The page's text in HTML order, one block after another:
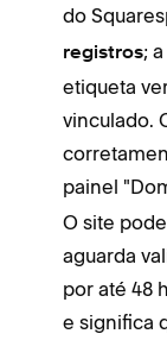
do
registros;
etiqueta
vinculado.
painel
O site
aguarda
por até 48
e significa